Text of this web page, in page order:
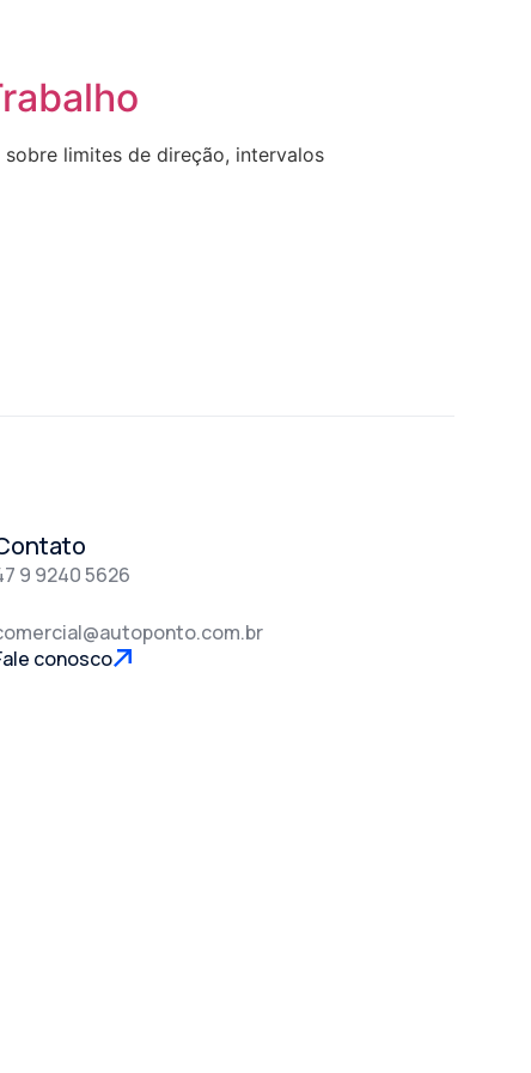
limites de direção, intervalos
9 9240 5626
conosco